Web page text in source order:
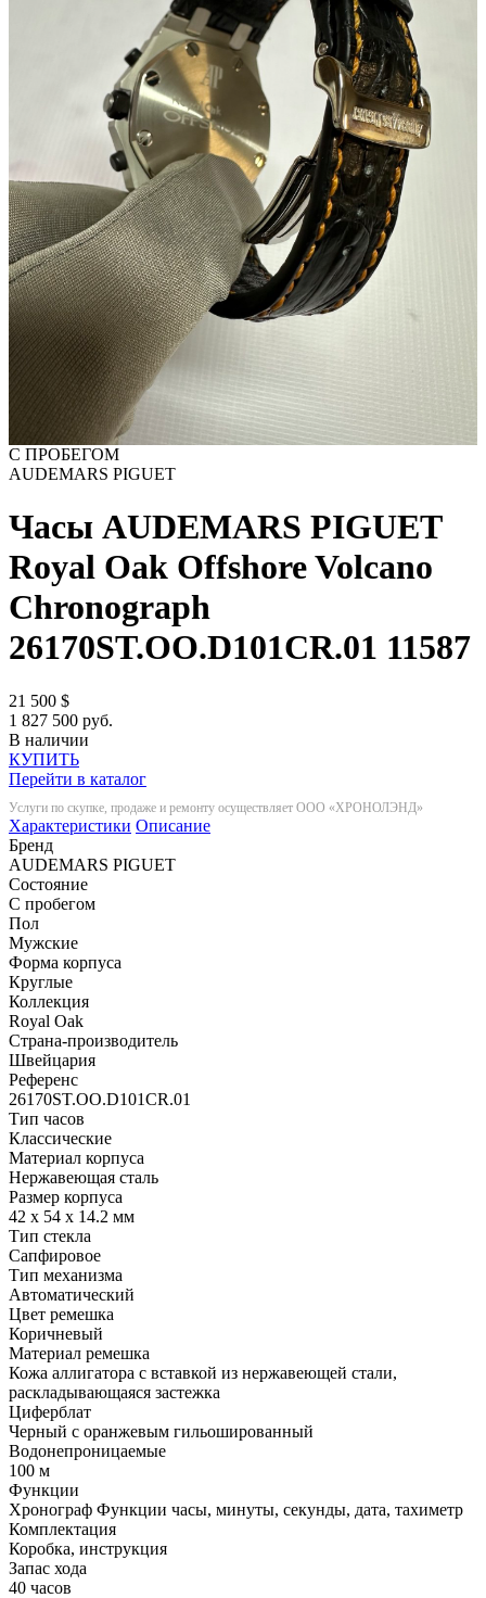
С ПРОБЕГОМ
AUDEMARS PIGUET
Часы AUDEMARS PIGUET
Royal Oak Offshore Volcano
Chronograph
26170ST.OO.D101CR.01 11587
21 500 $
1 827 500 руб.
В наличии
КУПИТЬ
Перейти в каталог
Услуги по скупке, продаже и ремонту осуществляет ООО «ХРОНОЛЭНД»
Характеристики Описание
Бренд
AUDEMARS PIGUET
Состояние
С пробегом
Пол
Мужские
Форма корпуса
Круглые
Коллекция
Royal Oak
Страна-производитель
Швейцария
Референс
26170ST.OO.D101CR.01
Тип часов
Классические
Материал корпуса
Нержавеющая сталь
Размер корпуса
42 x 54 x 14.2 мм
Тип стекла
Сапфировое
Тип механизма
Автоматический
Цвет ремешка
Коричневый
Материал ремешка
Кожа аллигатора с вставкой из нержавеющей стали,
раскладывающаяся застежка
Циферблат
Черный с оранжевым гильошированный
Водонепроницаемые
100 м
Функции
Хронограф Функции часы, минуты, секунды, дата, тахиметр
Комплектация
Коробка, инструкция
Запас хода
40 часов